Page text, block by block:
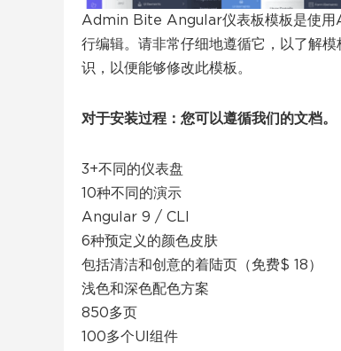
Admin Bite Angular仪表板模板是使用
行编辑。请非常仔细地遵循它，以了解
识，以便能够修改此模板。
对于安装过程：您可以遵循我们的文档。
3+不同的仪表盘
10种不同的演示
Angular 9 / CLI
6种预定义的颜色皮肤
包括清洁和创意的着陆页（免费$ 18）
浅色和深色配色方案
850多页
100多个UI组件